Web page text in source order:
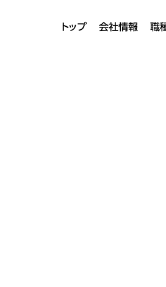
トップ 会社情報 職